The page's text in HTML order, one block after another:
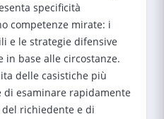
specificità
competenze mirate: i
e le strategie difensive
in base alle circostanze.
delle casistiche più
esaminare rapidamente
richiedente e di